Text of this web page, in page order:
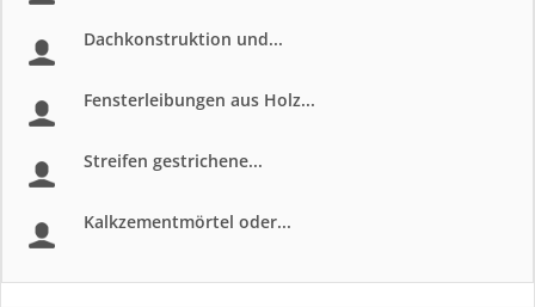
Dachkonstruktion und...
Fensterleibungen aus Holz...
Streifen gestrichene...
Kalkzementmörtel oder...